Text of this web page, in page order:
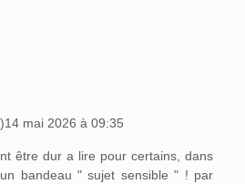
)14 mai 2026 à 09:35
être dur a lire pour certains, dans
bandeau " sujet sensible " ! par